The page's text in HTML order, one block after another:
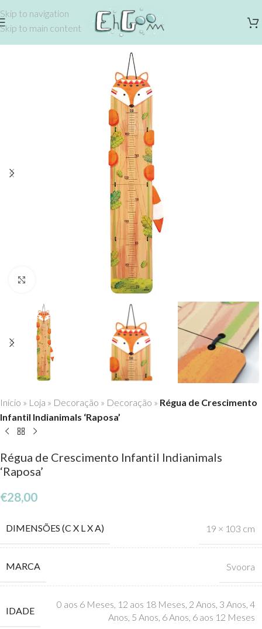
Skip to navigation
Skip to main content
Início » Loja » Decoração » Decoração » Régua de Crescimento
Infantil Indianimals ‘Raposa’
Régua de Crescimento Infantil Indianimals
‘Raposa’
€28,00
DIMENSÕES (C X L X A) 19 × 103 cm
MARCA Svoora
IDADE
0 aos 6 Meses, 12 aos 18 Meses, 2 Anos, 3 Anos, 4
Anos, 5 Anos, 6 Anos, 6 aos 12 Meses